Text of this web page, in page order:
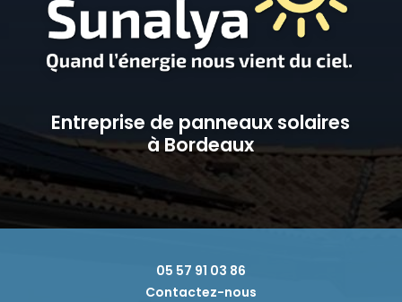
Entreprise de panneaux solaires
à Bordeaux
05 57 91 03 86
Contactez-nous